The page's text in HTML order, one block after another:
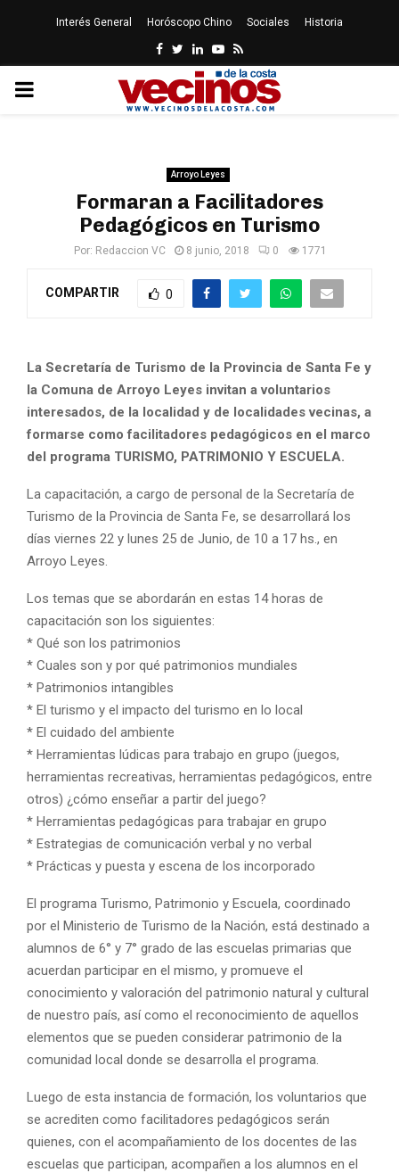
Interés General Horóscopo Chino Sociales Historia
Facebook
Twitter
LinkedinYoutube
Rss
PRIMARY
Arroyo Leyes
Formaran a Facilitadores
Pedagógicos en Turismo
Por: Redaccion VC 8 junio, 2018 0 1771
COMPARTIR 0
La Secretaría de Turismo de la Provincia de Santa Fe y
la Comuna de Arroyo Leyes invitan a voluntarios
interesados, de la localidad y de localidades vecinas, a
formarse como facilitadores pedagógicos en el marco
del programa TURISMO, PATRIMONIO Y ESCUELA.
La capacitación, a cargo de personal de la Secretaría de
Turismo de la Provincia de Santa Fe, se desarrollará los
días viernes 22 y lunes 25 de Junio, de 10 a 17 hs., en
Arroyo Leyes.
Los temas que se abordarán en estas 14 horas de
capacitación son los siguientes:
* Qué son los patrimonios
* Cuales son y por qué patrimonios mundiales
* Patrimonios intangibles
* El turismo y el impacto del turismo en lo local
* El cuidado del ambiente
* Herramientas lúdicas para trabajo en grupo (juegos,
herramientas recreativas, herramientas pedagógicos, entre
otros) ¿cómo enseñar a partir del juego?
* Herramientas pedagógicas para trabajar en grupo
* Estrategias de comunicación verbal y no verbal
* Prácticas y puesta y escena de los incorporado
El programa Turismo, Patrimonio y Escuela, coordinado
por el Ministerio de Turismo de la Nación, está destinado a
alumnos de 6° y 7° grado de las escuelas primarias que
acuerdan participar en el mismo, y promueve el
conocimiento y valoración del patrimonio natural y cultural
de nuestro país, así como el reconocimiento de aquellos
elementos que se pueden considerar patrimonio de la
comunidad local donde se desarrolla el programa.
Luego de esta instancia de formación, los voluntarios que
se acrediten como facilitadores pedagógicos serán
quienes, con el acompañamiento de los docentes de las
escuelas que participan, acompañen a los alumnos en el